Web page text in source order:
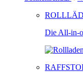
Die All-in-